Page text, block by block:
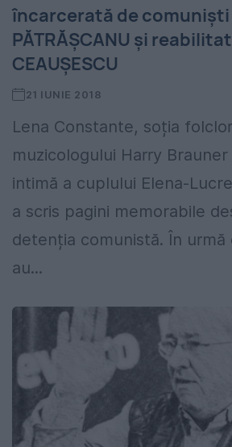
încarcerată de
PĂTRĂȘCANU și
CEAUȘESCU
21 IUNIE 2018
Lena Constante, soția
muzicologului Harry
intimă a cuplului Elena-
a scris pagini memorabile
detenția comunistă. În urmă
au...